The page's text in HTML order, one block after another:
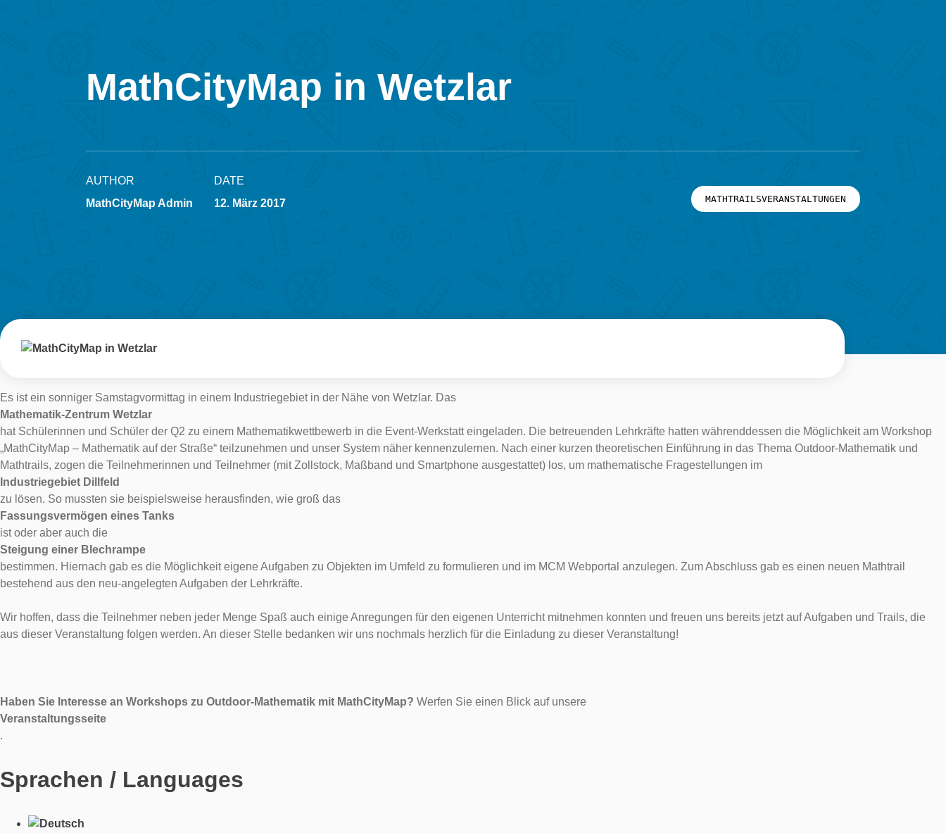
MathCityMap in Wetzlar
AUTHOR
MathCityMap Admin
DATE
12. März 2017
MATHTRAILSVERANSTALTUNGEN
Es ist ein sonniger Samstagvormittag in einem Industriegebiet in der Nähe von Wetzlar. Das
Mathematik-Zentrum Wetzlar
hat Schülerinnen und Schüler der Q2 zu einem Mathematikwettbewerb in die Event-Werkstatt eingeladen. Die betreuenden Lehrkräfte hatten währenddessen die Möglichkeit am Workshop
„MathCityMap – Mathematik auf der Straße“ teilzunehmen und unser System näher kennenzulernen. Nach einer kurzen theoretischen Einführung in das Thema Outdoor-Mathematik und
Mathtrails, zogen die Teilnehmerinnen und Teilnehmer (mit Zollstock, Maßband und Smartphone ausgestattet) los, um mathematische Fragestellungen im
Industriegebiet Dillfeld
zu lösen. So mussten sie beispielsweise herausfinden, wie groß das
Fassungsvermögen eines Tanks
ist oder aber auch die
Steigung einer Blechrampe
bestimmen. Hiernach gab es die Möglichkeit eigene Aufgaben zu Objekten im Umfeld zu formulieren und im MCM Webportal anzulegen. Zum Abschluss gab es einen neuen Mathtrail
bestehend aus den neu-angelegten Aufgaben der Lehrkräfte.
Wir hoffen, dass die Teilnehmer neben jeder Menge Spaß auch einige Anregungen für den eigenen Unterricht mitnehmen konnten und freuen uns bereits jetzt auf Aufgaben und Trails, die
aus dieser Veranstaltung folgen werden. An dieser Stelle bedanken wir uns nochmals herzlich für die Einladung zu dieser Veranstaltung!
Haben Sie Interesse an Workshops zu Outdoor-Mathematik mit MathCityMap? Werfen Sie einen Blick auf unsere
Veranstaltungsseite
.
Sprachen / Languages